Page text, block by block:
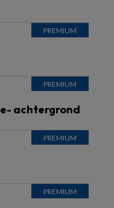
achtergrond